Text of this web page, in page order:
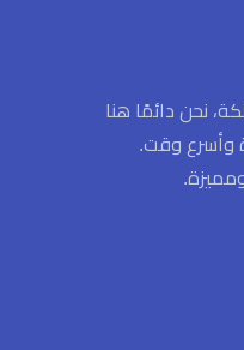
نحن دائمًا هنا
وأسرع وقت.